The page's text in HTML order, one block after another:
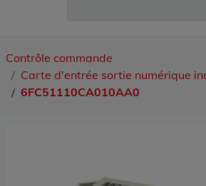
Contrôle commande
Carte d'entrée sortie numérique
6FC51110CA010AA0